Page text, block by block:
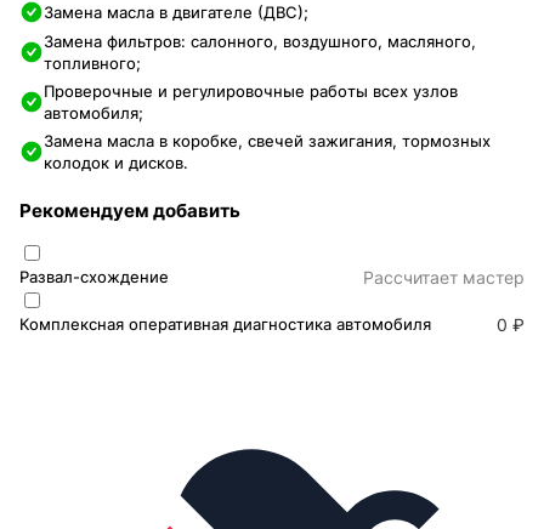
Замена масла в двигателе (ДВС);
Замена фильтров: салонного, воздушного, масляного,
топливного;
Проверочные и регулировочные работы всех узлов
автомобиля;
Замена масла в коробке, свечей зажигания, тормозных
колодок и дисков.
Рекомендуем добавить
Развал-схождение Раcсчитает мастер
Комплексная оперативная диагностика автомобиля 0 ₽